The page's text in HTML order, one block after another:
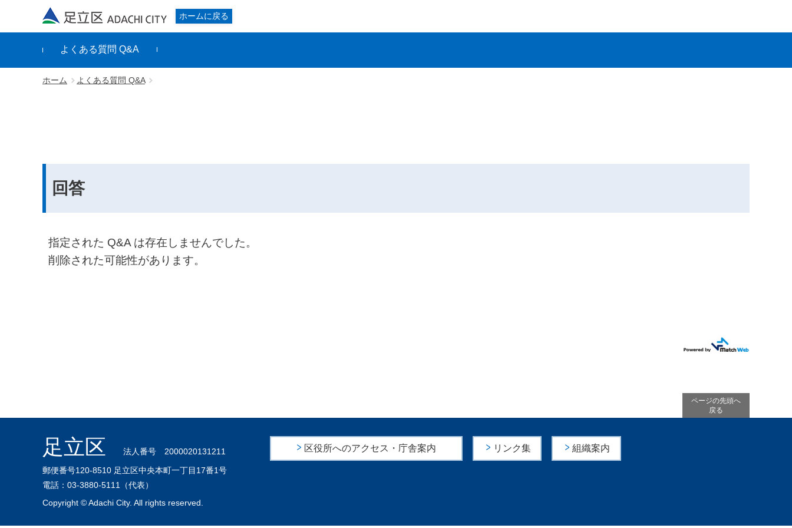
足立区
ホームに戻る
よくある質問 Q&A
ホーム よくある質問 Q&A
回答
指定された Q&A は存在しませんでした。
削除された可能性があります。
足立区
法人番号 2000020131211
郵便番号120-8510 足立区中央本町一丁目17番1号
電話：03-3880-5111（代表）
Copyright © Adachi City. All rights reserved.
区役所へのアクセス・庁舎案内 リンク集 組織案内
ページの先頭へ
戻る